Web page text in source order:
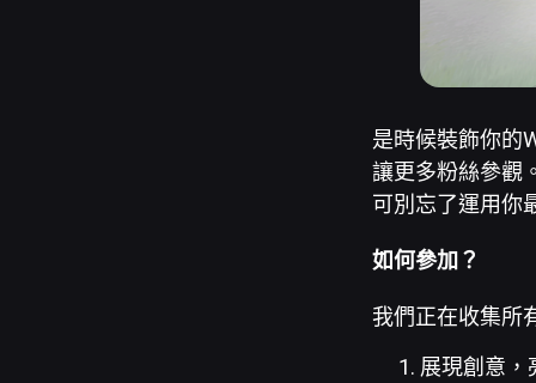
是時候裝飾你的
讓更多粉絲參觀
可別忘了運用你
如何參加？
我們正在收集所
展現創意，